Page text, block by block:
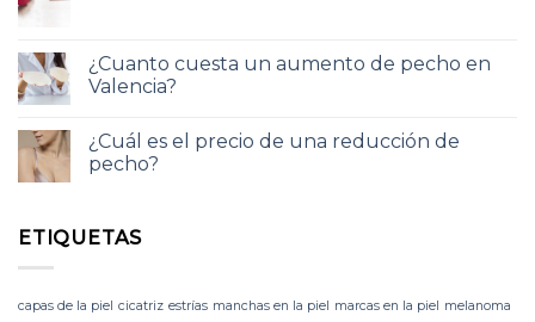
¿Cuanto cuesta un aumento de pecho en
Valencia?
¿Cuál es el precio de una reducción de
pecho?
ETIQUETAS
capas de la piel cicatriz estrías manchas en la piel marcas en la piel melanoma